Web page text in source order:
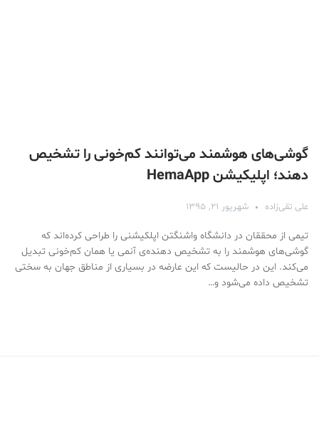
گوشی‌های هوشمند می‌توانند کم‌خونی را تشخیص
دهند؛ اپلیکیشن HemaApp
علی تقی‌زاده شهریور ۲۱, ۱۳۹۵
تیمی از محققان در دانشگاه واشنگتن اپلکیشنی را طراحی کرده‌اند که
گوشی‌های هوشمند را به تشخیص دهنده‌ی آنمی یا همان کم‌خونی تبدیل
می‌کند. این در حالیست که این عارضه در بسیاری از مناطق جهان به سختی
تشخیص داده می‌شود و…